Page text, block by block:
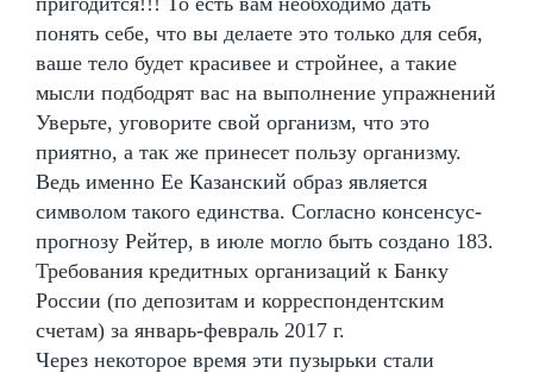
понять себе, что вы делаете это только для себя,
ваше тело будет красивее и стройнее, а такие
мысли подбодрят вас на выполнение упражнений
Уверьте, уговорите свой организм, что это
приятно, а так же принесет пользу организму.
Ведь именно Ее Казанский образ является
символом такого единства. Согласно консенсус-
прогнозу Рейтер, в июле могло быть создано 183.
Требования кредитных организаций к Банку
России (по депозитам и корреспондентским
счетам) за январь-февраль 2017 г.
Через некоторое время эти пузырьки стали